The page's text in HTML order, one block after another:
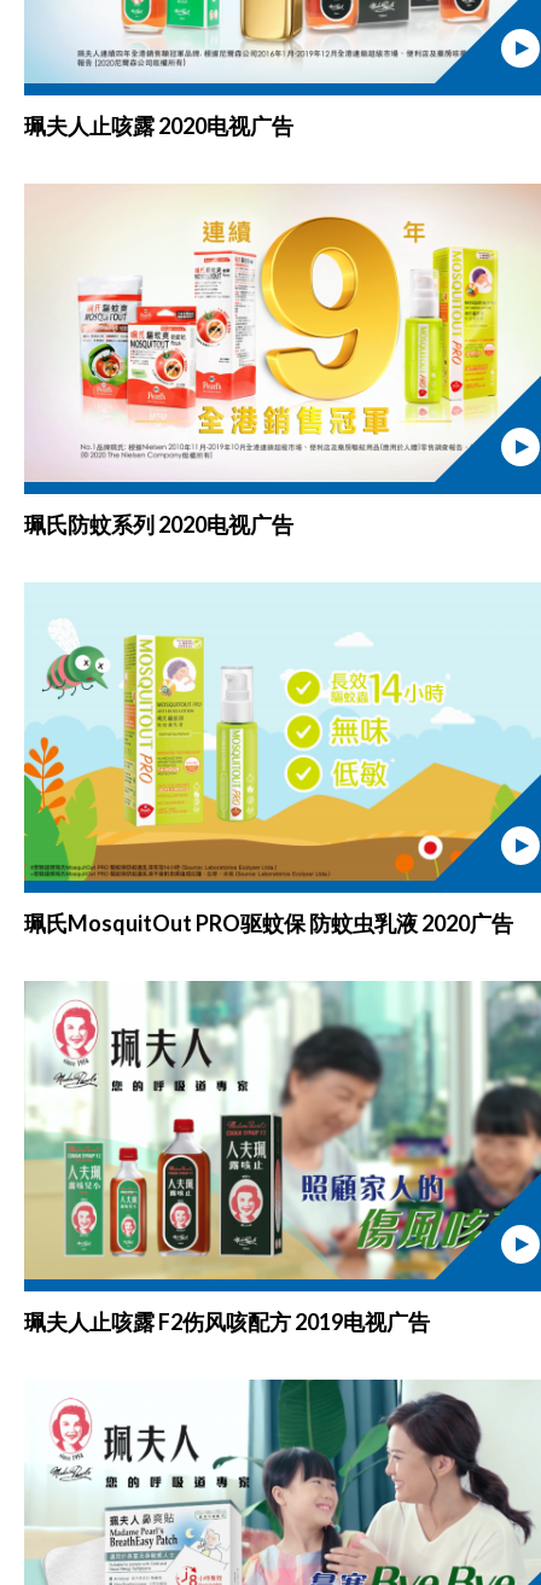
珮夫人止咳露 2020电视广告
珮氏防蚊系列 2020电视广告
珮氏MosquitOut PRO驱蚊保 防蚊虫乳液 2020广告
珮夫人止咳露 F2伤风咳配方 2019电视广告